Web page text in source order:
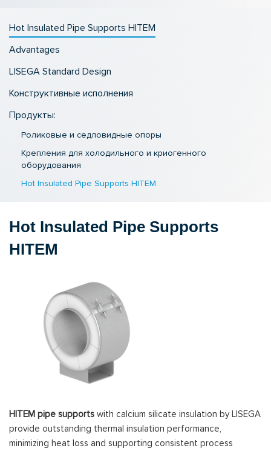
Hot Insulated Pipe Supports HITEM
Advantages
LISEGA Standard Design
Конструктивные исполнения
Продукты:
Роликовые и седловидные опоры
Крепления для холодильного и криогенного
оборудования
Hot Insulated Pipe Supports HITEM
Hot Insulated Pipe Supports
HITEM
HITEM pipe supports with calcium silicate insulation by LISEGA
provide outstanding thermal insulation performance,
minimizing heat loss and supporting consistent process